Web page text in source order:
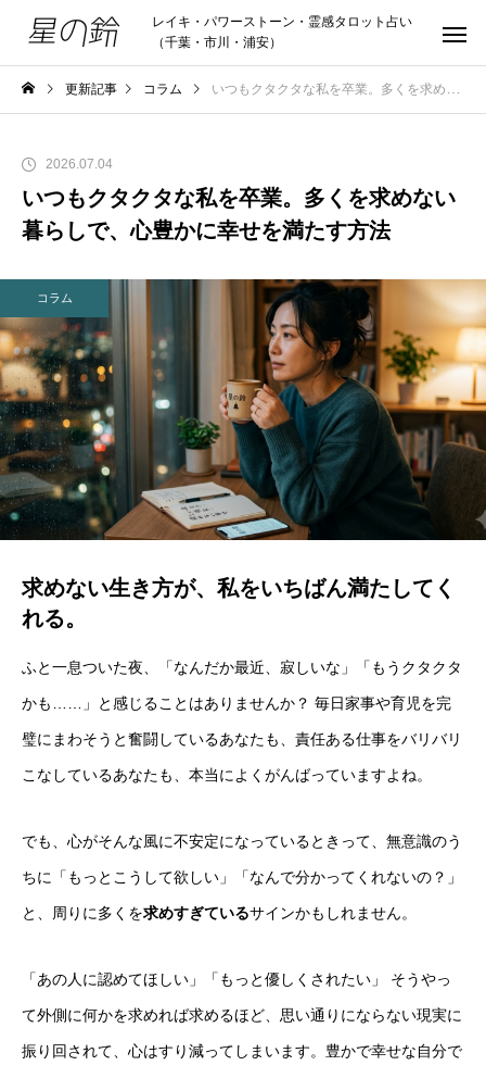
レイキ・パワーストーン・霊感タロット占い
（千葉・市川・浦安）
更新記事 コラム いつもクタクタな私を卒業。多くを求めない暮らしで、心豊かに幸せを満たす方法
2026.07.04
いつもクタクタな私を卒業。多くを求めない
暮らしで、心豊かに幸せを満たす方法
コラム
求めない生き方が、私をいちばん満たしてく
れる。
ふと一息ついた夜、「なんだか最近、寂しいな」「もうクタクタ
かも……」と感じることはありませんか？ 毎日家事や育児を完
璧にまわそうと奮闘しているあなたも、責任ある仕事をバリバリ
こなしているあなたも、本当によくがんばっていますよね。
でも、心がそんな風に不安定になっているときって、無意識のう
ちに「もっとこうして欲しい」「なんで分かってくれないの？」
と、周りに多くを求めすぎているサインかもしれません。
「あの人に認めてほしい」「もっと優しくされたい」 そうやっ
て外側に何かを求めれば求めるほど、思い通りにならない現実に
振り回されて、心はすり減ってしまいます。豊かで幸せな自分で